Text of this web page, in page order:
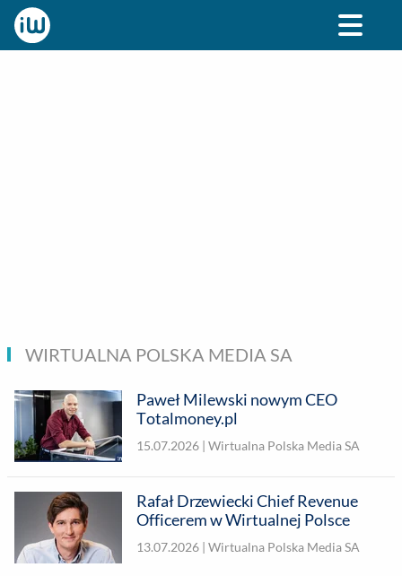
WIRTUALNA POLSKA MEDIA SA
Paweł Milewski nowym CEO
Totalmoney.pl
15.07.2026 | Wirtualna Polska Media SA
Rafał Drzewiecki Chief Revenue
Officerem w Wirtualnej Polsce
13.07.2026 | Wirtualna Polska Media SA